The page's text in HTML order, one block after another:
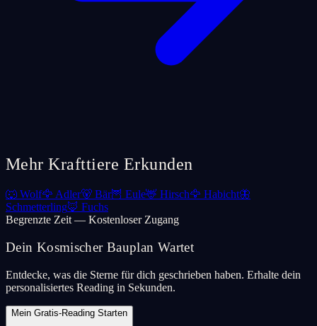
Mehr Krafttiere Erkunden
🐺 Wolf🦅 Adler🐻 Bär🦉 Eule🦌 Hirsch🦅 Habicht🦋
Schmetterling🦊 Fuchs
Begrenzte Zeit — Kostenloser Zugang
Dein Kosmischer Bauplan Wartet
Entdecke, was die Sterne für dich geschrieben haben. Erhalte dein
personalisiertes Reading in Sekunden.
Mein Gratis-Reading Starten